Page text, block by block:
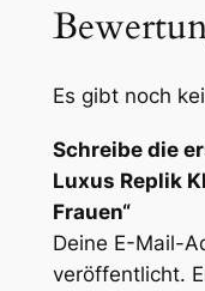
Es gibt noch
Schreibe die
Luxus Replik
Frauen“
Deine E-Mail-
veröffentlicht.